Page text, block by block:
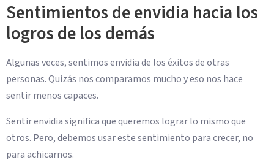
Sentimientos de envidia hacia los
logros de los demás
Algunas veces, sentimos envidia de los éxitos de otras
personas. Quizás nos comparamos mucho y eso nos hace
sentir menos capaces.
Sentir envidia significa que queremos lograr lo mismo que
otros. Pero, debemos usar este sentimiento para crecer, no
para achicarnos.